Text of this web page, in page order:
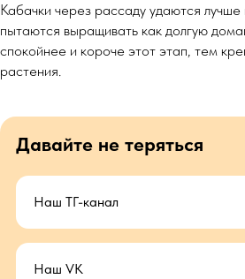
Кабачки через рассаду удаются лучше
пытаются выращивать как долгую
спокойнее и короче этот этап, тем
растения.
Давайте не теряться
Наш ТГ-канал
Наш VK